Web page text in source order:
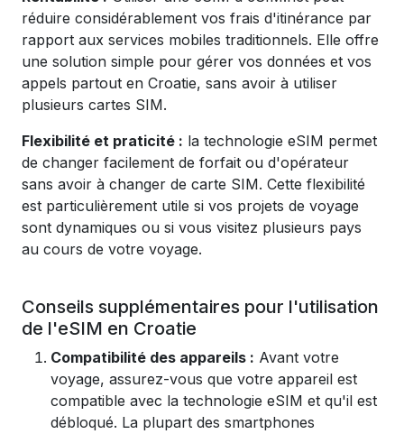
réduire considérablement vos frais d'itinérance par
rapport aux services mobiles traditionnels. Elle offre
une solution simple pour gérer vos données et vos
appels partout en Croatie, sans avoir à utiliser
plusieurs cartes SIM.
Flexibilité et praticité : la technologie eSIM permet
de changer facilement de forfait ou d'opérateur
sans avoir à changer de carte SIM. Cette flexibilité
est particulièrement utile si vos projets de voyage
sont dynamiques ou si vous visitez plusieurs pays
au cours de votre voyage.
Conseils supplémentaires pour l'utilisation
de l'eSIM en Croatie
Compatibilité des appareils : Avant votre
voyage, assurez-vous que votre appareil est
compatible avec la technologie eSIM et qu'il est
débloqué. La plupart des smartphones